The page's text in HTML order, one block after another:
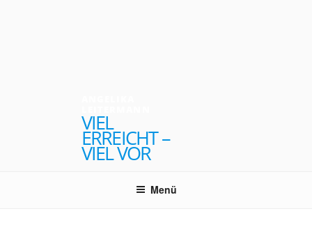
VIEL
ERREICHT –
VIEL VOR
Menü